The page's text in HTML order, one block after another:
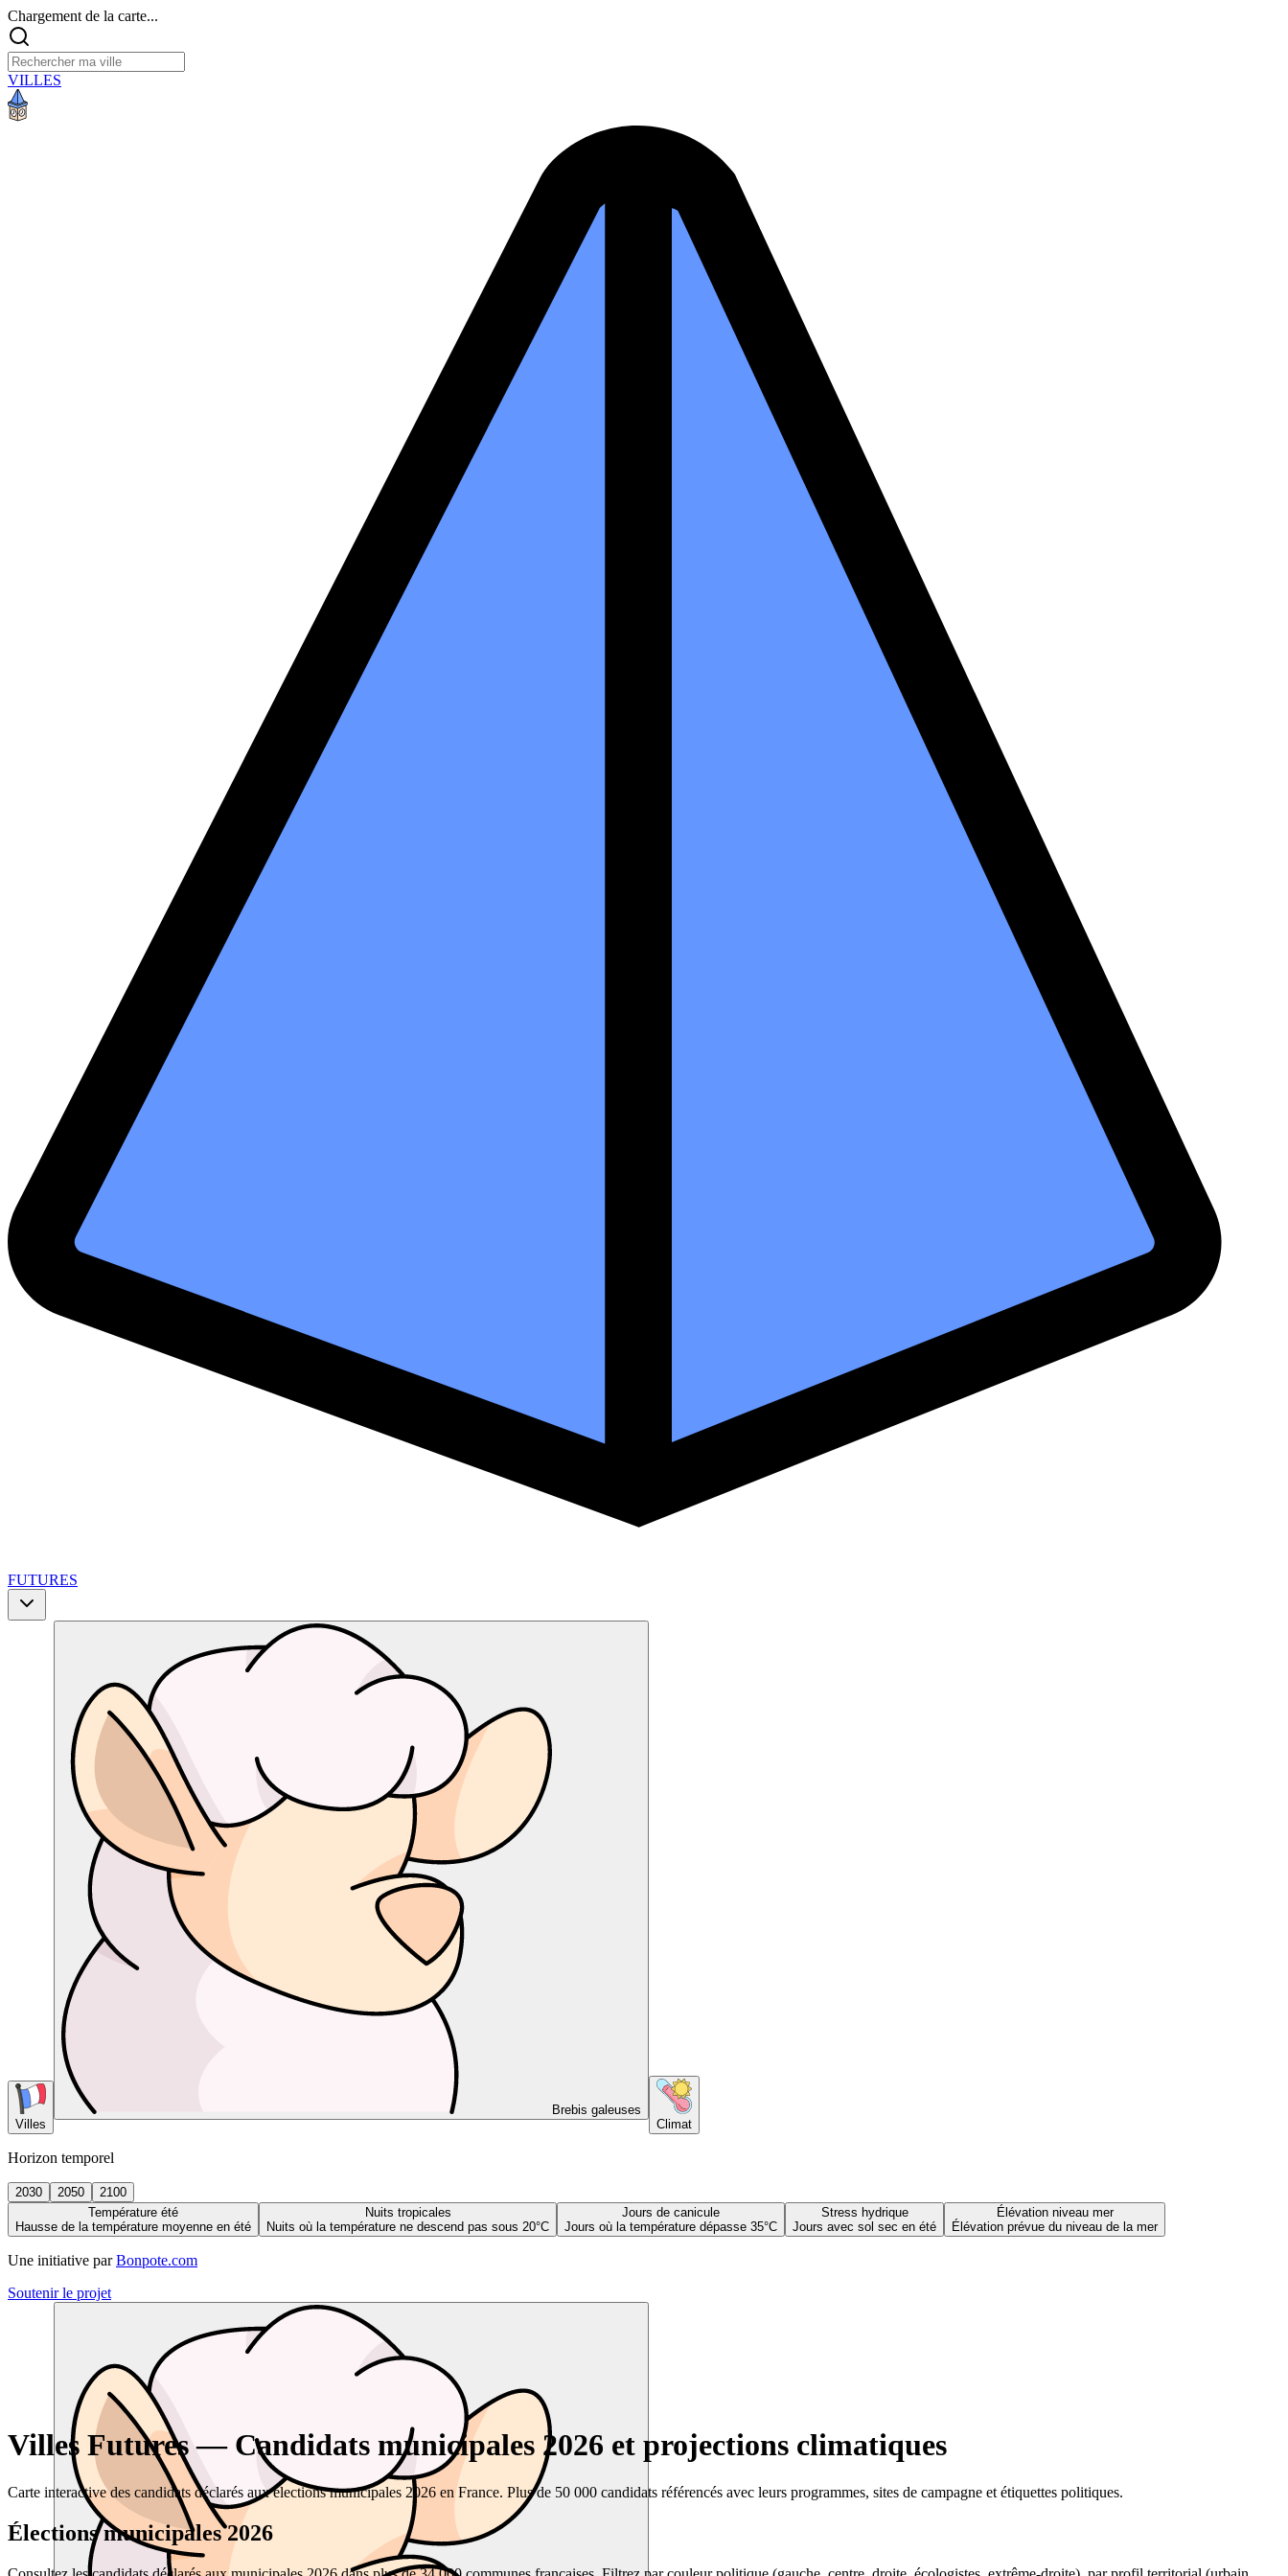
Chargement de la carte...
VILLES
FUTURES
Villes
Brebis galeuses
Climat
Horizon temporel
2030 2050
2100
Température été
Hausse de la température moyenne en été
Nuits tropicales
Nuits où la température ne descend pas sous 20°C
Jours de canicule
Jours où la température dépasse 35°C
Stress hydrique
Jours avec sol sec en été
Élévation niveau mer
Élévation prévue du niveau de la mer
Une initiative par Bonpote.com
Soutenir le projet
Villes Futures — Candidats municipales 2026 et projections climatiques
Carte interactive des candidats déclarés aux élections municipales 2026 en France. Plus de 50 000 candidats référencés avec leurs programmes, sites de campagne et étiquettes politiques.
Élections municipales 2026